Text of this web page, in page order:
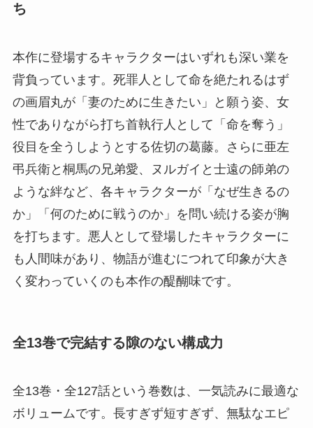
ち
本作に登場するキャラクターはいずれも深い業を
背負っています。死罪人として命を絶たれるはず
の画眉丸が「妻のために生きたい」と願う姿、女
性でありながら打ち首執行人として「命を奪う」
役目を全うしようとする佐切の葛藤。さらに亜左
弔兵衛と桐馬の兄弟愛、ヌルガイと士遠の師弟の
ような絆など、各キャラクターが「なぜ生きるの
か」「何のために戦うのか」を問い続ける姿が胸
を打ちます。悪人として登場したキャラクターに
も人間味があり、物語が進むにつれて印象が大き
く変わっていくのも本作の醍醐味です。
全13巻で完結する隙のない構成力
全13巻・全127話という巻数は、一気読みに最適な
ボリュームです。長すぎず短すぎず、無駄なエピ